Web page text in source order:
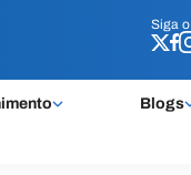
Siga o
Blogs
Siga o